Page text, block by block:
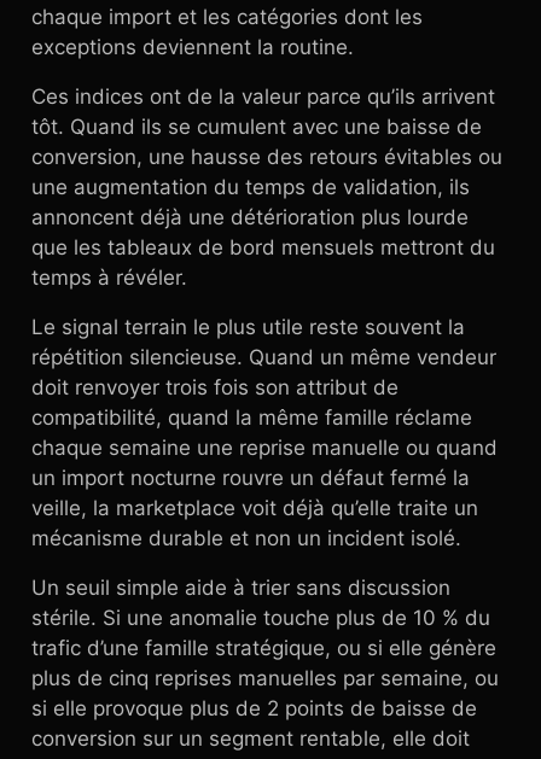
chaque import et les catégories dont les
exceptions deviennent la routine.
Ces indices ont de la valeur parce qu’ils arrivent
tôt. Quand ils se cumulent avec une baisse de
conversion, une hausse des retours évitables ou
une augmentation du temps de validation, ils
annoncent déjà une détérioration plus lourde
que les tableaux de bord mensuels mettront du
temps à révéler.
Le signal terrain le plus utile reste souvent la
répétition silencieuse. Quand un même vendeur
doit renvoyer trois fois son attribut de
compatibilité, quand la même famille réclame
chaque semaine une reprise manuelle ou quand
un import nocturne rouvre un défaut fermé la
veille, la marketplace voit déjà qu’elle traite un
mécanisme durable et non un incident isolé.
Un seuil simple aide à trier sans discussion
stérile. Si une anomalie touche plus de 10 % du
trafic d’une famille stratégique, ou si elle génère
plus de cinq reprises manuelles par semaine, ou
si elle provoque plus de 2 points de baisse de
conversion sur un segment rentable, elle doit